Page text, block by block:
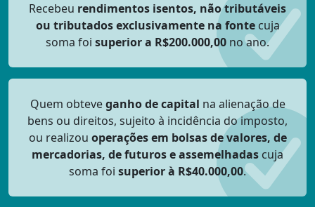
Recebeu rendimentos isentos, não tributáveis
ou tributados exclusivamente na fontecuja
soma foi superior a R$200.000,00 no ano.
Quem obteveganho de capital na alienação de
bens ou direitos, sujeito à incidência do imposto,
ou realizou operações em bolsas de valores, de
mercadorias, de futuros e assemelhadas cuja
soma foi superior à R$40.000,00.